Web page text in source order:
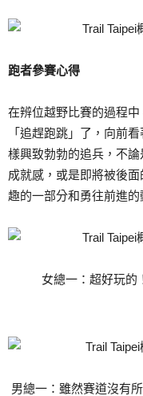
跑者參賽心得
在辨位越野比賽的過程
「追趕跑跳」了，向前
樣興致勃勃的追兵，不
成就感，或是即將被後
趣的一部分和勇往前進的
女總一：超好玩的
男總一：雖然賽道沒有